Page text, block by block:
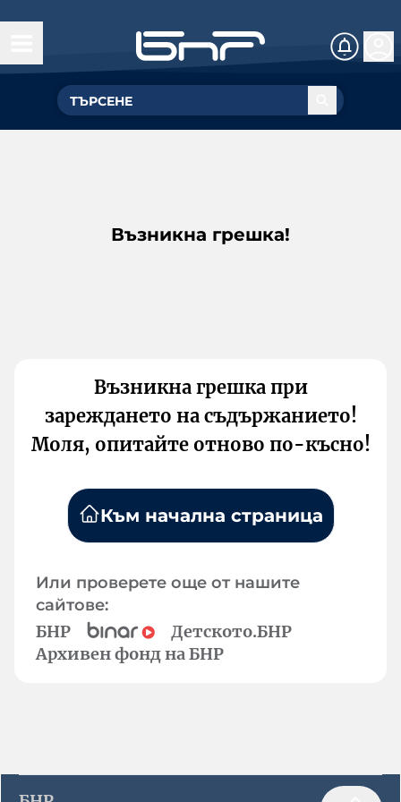
Възникна грешка!
Възникна грешка при
зареждането на съдържанието!
Моля, опитайте отново по-късно!
Към начална страница
Или проверете още от нашите
сайтове:
БНР
Детското.БНР
Архивен фонд на БНР